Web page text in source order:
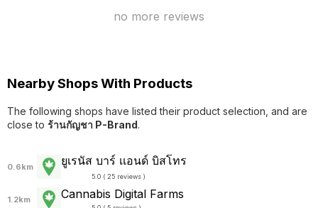
no more reviews
Nearby Shops With Products
The following shops have listed their product selection, and are
close to ร้านกัญชา P-Brand.
0.6km ยูเรนัส บาร์ เเอนด์ บิสโทร
5.0 ( 25 reviews )
1.2km Cannabis Digital Farms